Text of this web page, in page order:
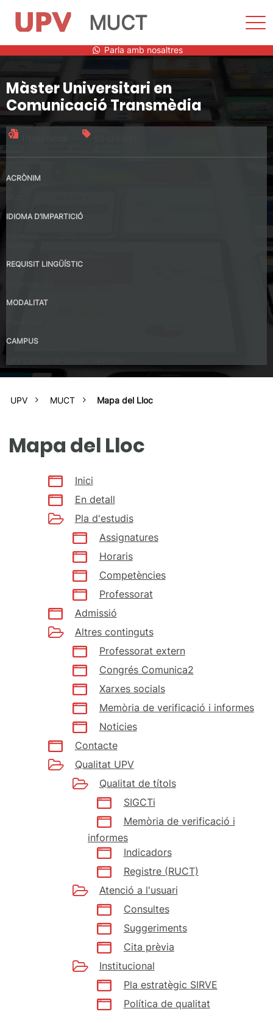
contingut
MUCT
Parla amb nosaltres
Màster Universitari en
Comunicació Transmèdia
ACRÒNIM
IDIOMA D’IMPARTICIÓ
REQUISIT LINGÜÍSTIC
MODALITAT
CAMPUS
UPV MUCT Mapa del Lloc
Mapa del Lloc
Inici
En detall
Pla d'estudis
Assignatures
Horaris
Competències
Professorat
Admissió
Altres continguts
Professorat extern
Congrés Comunica2
Xarxes socials
Memòria de verificació i informes
Noticies
Contacte
Qualitat UPV
Qualitat de títols
SIGCTi
Memòria de verificació i
informes
Indicadors
Registre (RUCT)
Atenció a l'usuari
Consultes
Suggeriments
Cita prèvia
Institucional
Pla estratègic SIRVE
Política de qualitat